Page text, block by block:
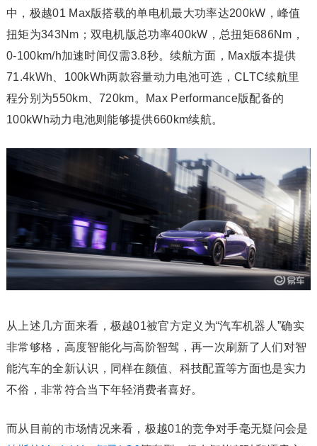
中，极越01 Max版搭载的单电机最大功率达200kW，峰值
扭矩为343Nm；双电机版总功率400kW，总扭矩686Nm，
0-100km/h加速时间仅需3.8秒。续航方面，Max版本提供
71.4kWh、100kWh两款容量动力电池可选，CLTC续航里
程分别为550km、720km。Max Performance版配备的
100kWh动力电池则能够提供660km续航。
从上述几方面来看，极越01被官方定义为“汽车机器人”确实
非常够格，高度智能化与高阶智驾，再一次刷新了人们对智
能汽车的全新认识，同样在颜值、科技配置等方面也是实力
不俗，非常符合当下年轻消费者喜好。
而从目前的市场情况来看，极越01的竞争对手毫无疑问会是